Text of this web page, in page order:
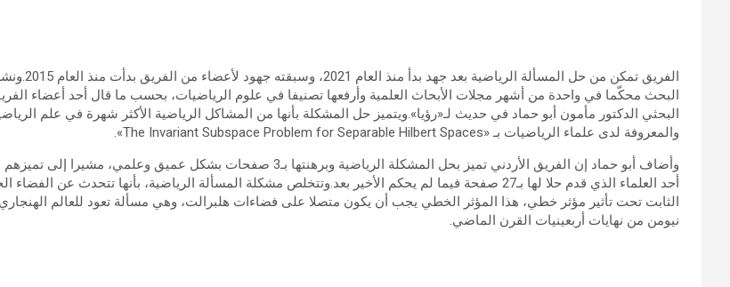
الفريق تمكن من حل المسألة الرياضية بعد جهد بدأ منذ العام 2021، وسبقته جهود لأعضاء من الفريق
البحث محكّما في واحدة من أشهر مجلات الأبحاث العلمية وأرفعها تصنيفا في علوم الرياضيات، بحسب ما قال أحد أعضاء
البحثي الدكتور مأمون أبو حماد في حديث لـ«رؤيا».ويتميز حل المشكلة بأنها من المشاكل الرياضية الأكثر شهرة في علم
والمعروفة لدى علماء الرياضيات بـ «The Invariant Subspace Problem for Separable Hilbert Spaces».
وأضاف أبو حماد إن الفريق الأردني تميز بحل المشكلة الرياضية وبرهنتها بـ3 صفحات بشكل عميق وعلمي، مشيرا إلى
أحد العلماء الذي قدم حلا لها بـ27 صفحة فيما لم يحكم الأخير بعد.وتتخلص مشكلة المسألة الرياضية، بأنها تتحدث عن الفضاء
الثابت تحت تأثير مؤثر خطي، هذا المؤثر الخطي يجب أن يكون متصلا على فضاءات هلبرالت، وهي مسألة تعود للعالم الهنجاري
نيومن من نهايات أربعينيات القرن الماضي.